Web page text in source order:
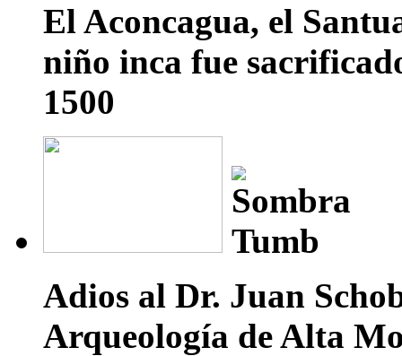
El Aconcagua, el
niño inca fue
1500
Adios al Dr. Juan
Arqueología de Alta